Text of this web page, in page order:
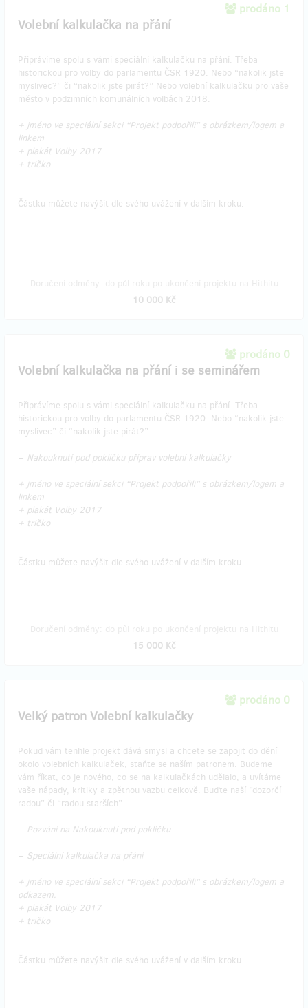
prodáno 1
Volební kalkulačka na přání
Připrávíme spolu s vámi speciální kalkulačku na přání. Třeba
historickou pro volby do parlamentu ČSR 1920. Nebo “nakolik jste
myslivec?” či “nakolik jste pirát?” Nebo volební kalkulačku pro vaše
město v podzimních komunálních volbách 2018.
+ jméno ve speciální sekci “Projekt podpořili” s obrázkem/logem a
linkem
+ plakát Volby 2017
+ tričko
Částku můžete navýšit dle svého uvážení v dalším kroku.
10 000 Kč
prodáno 0
Volební kalkulačka na přání i se seminářem
Připrávíme spolu s vámi speciální kalkulačku na přání. Třeba
historickou pro volby do parlamentu ČSR 1920. Nebo “nakolik jste
myslivec” či “nakolik jste pirát?”
+ Nakouknutí pod pokličku příprav volební kalkulačky
+ jméno ve speciální sekci “Projekt podpořili” s obrázkem/logem a
linkem
+ plakát Volby 2017
+ tričko
Částku můžete navýšit dle svého uvážení v dalším kroku.
15 000 Kč
prodáno 0
Velký patron Volební kalkulačky
Pokud vám tenhle projekt dává smysl a chcete se zapojit do dění
okolo volebních kalkulaček, staňte se naším patronem. Budeme
vám říkat, co je nového, co se na kalkulačkách udělalo, a uvítáme
vaše nápady, kritiky a zpětnou vazbu celkově. Buďte naší ”dozorčí
radou” či “radou starších”.
+ Pozvání na Nakouknutí pod pokličku
+ Speciální kalkulačka na přání
+ jméno ve speciální sekci “Projekt podpořili” s obrázkem/logem a
odkazem.
+ plakát Volby 2017
+ tričko
Částku můžete navýšit dle svého uvážení v dalším kroku.